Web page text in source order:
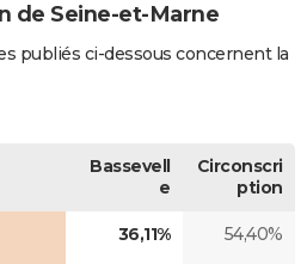
de Seine-et-Marne
publiés ci-dessous concernent la
Bassevell
e
Circonscri
ption
36,11% 54,40%